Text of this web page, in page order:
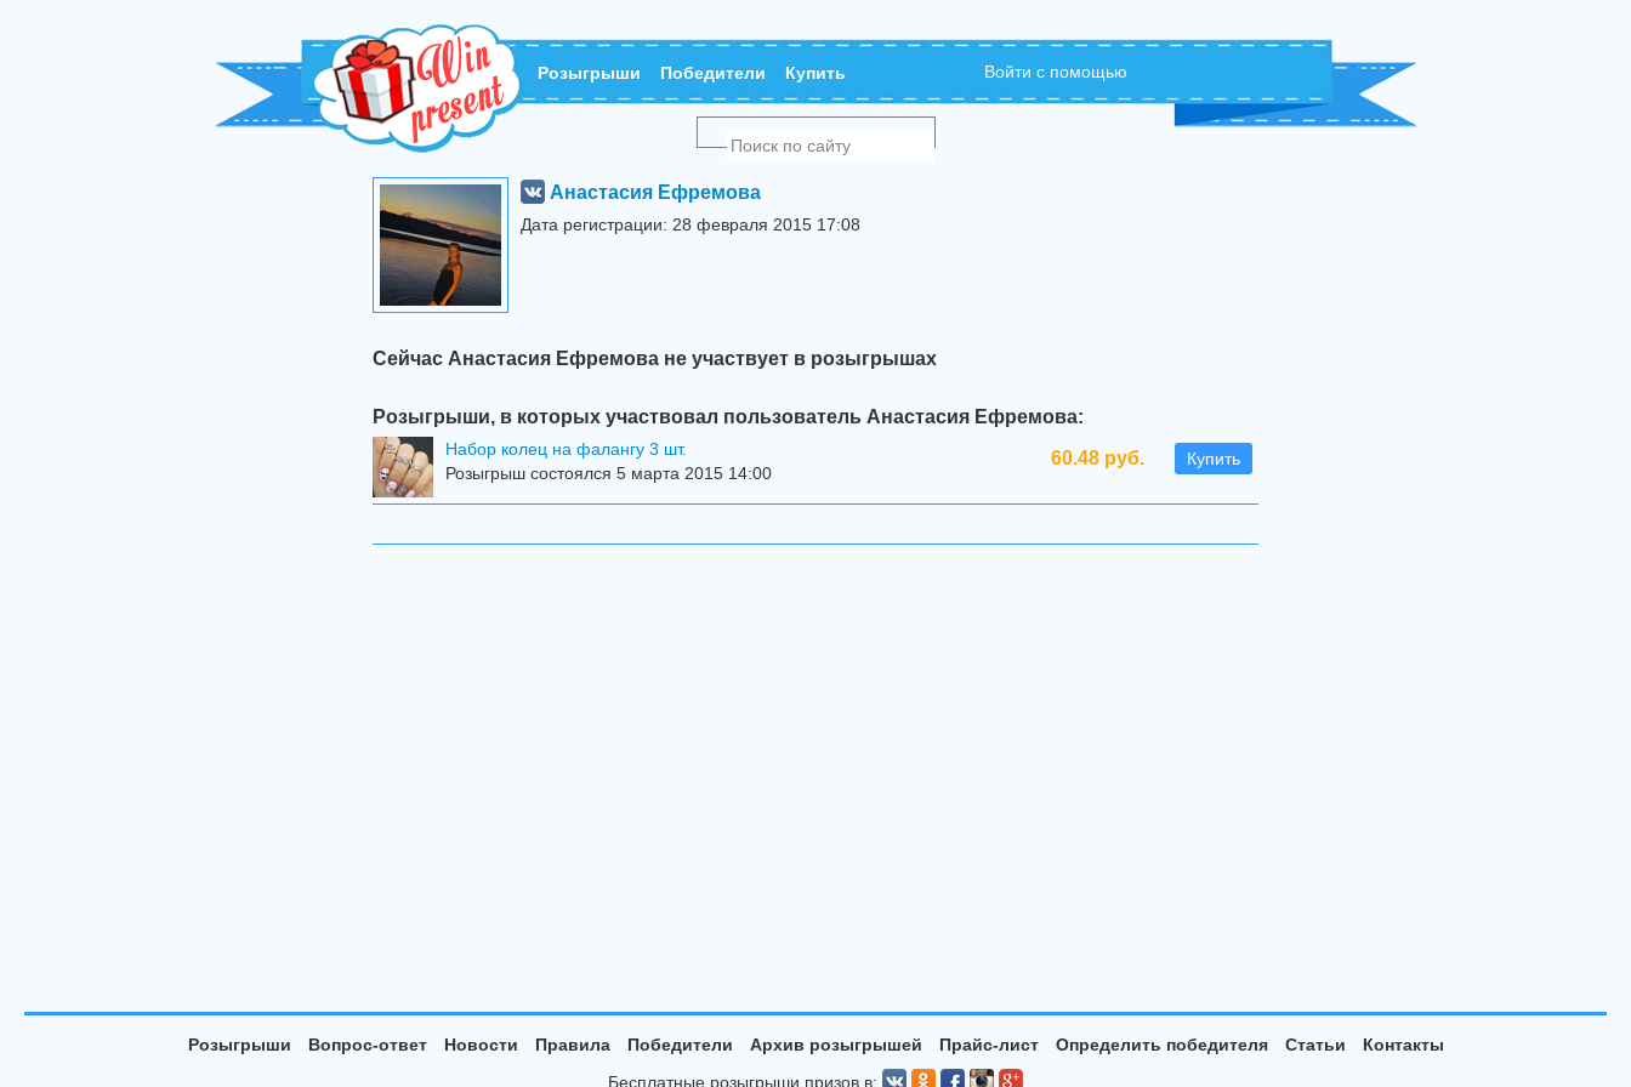
Розыгрыши Победители Купить Войти с помощью
Анастасия Ефремова
Дата регистрации: 28 февраля 2015 17:08
Сейчас Анастасия Ефремова не участвует в розыгрышах
Розыгрыши, в которых участвовал пользователь Анастасия Ефремова:
60.48 руб. Купить
Набор колец на фалангу 3 шт.
Розыгрыш состоялся 5 марта 2015 14:00
Розыгрыши Вопрос-ответ Новости Правила Победители Архив розыгрышей Прайс-лист Определить победителя Статьи
Контакты
Бесплатные розыгрыши призов в: